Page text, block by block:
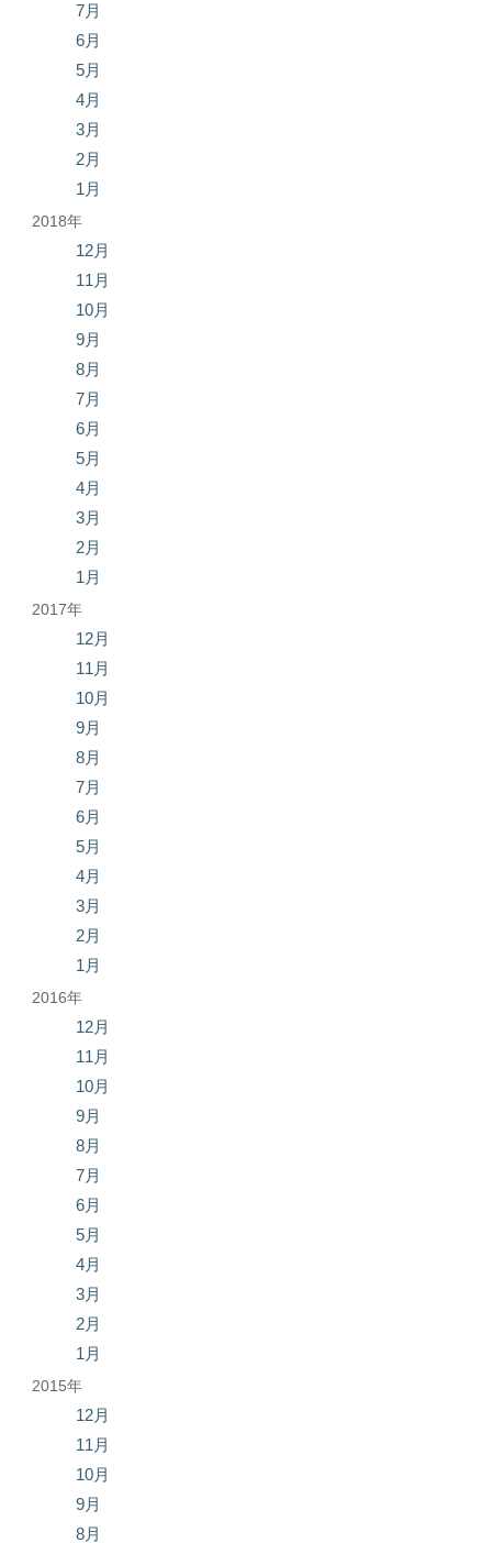
7月
6月
5月
4月
3月
2月
1月
2018年
12月
11月
10月
9月
8月
7月
6月
5月
4月
3月
2月
1月
2017年
12月
11月
10月
9月
8月
7月
6月
5月
4月
3月
2月
1月
2016年
12月
11月
10月
9月
8月
7月
6月
5月
4月
3月
2月
1月
2015年
12月
11月
10月
9月
8月